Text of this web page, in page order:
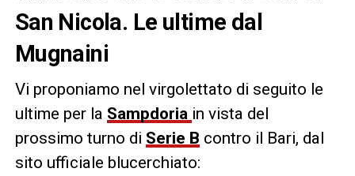
San Nicola. Le ultime dal
Mugnaini
Vi proponiamo nel virgolettato di seguito le
ultime per la Sampdoria in vista del
prossimo turno di Serie B contro il Bari, dal
sito ufficiale blucerchiato: